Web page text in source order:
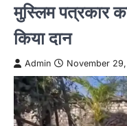
मुस्लिम पत्रकार
किया दान
Admin November